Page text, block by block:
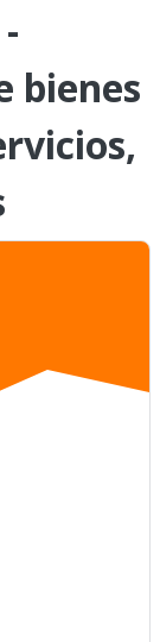
bienes